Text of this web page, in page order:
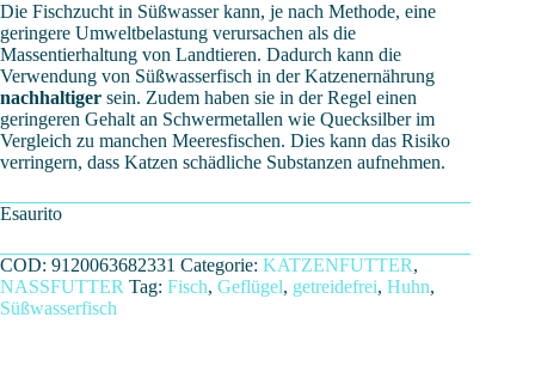
Die Fischzucht in Süßwasser kann, je nach Methode, eine
geringere Umweltbelastung verursachen als die
Massentierhaltung von Landtieren. Dadurch kann die
Verwendung von Süßwasserfisch in der Katzenernährung
nachhaltiger sein. Zudem haben sie in der Regel einen
geringeren Gehalt an Schwermetallen wie Quecksilber im
Vergleich zu manchen Meeresfischen. Dies kann das Risiko
verringern, dass Katzen schädliche Substanzen aufnehmen.
Esaurito
COD: 9120063682331 Categorie: KATZENFUTTER,
NASSFUTTER Tag: Fisch, Geflügel, getreidefrei, Huhn,
Süßwasserfisch